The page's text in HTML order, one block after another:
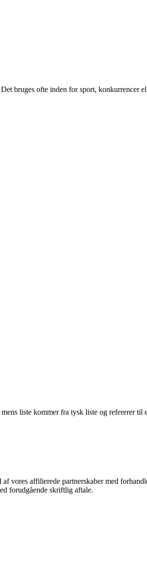
bruges ofte inden for sport, konkurrencer
liste kommer fra tysk liste og refererer
vores affilierede partnerskaber med
forudgående skriftlig aftale.